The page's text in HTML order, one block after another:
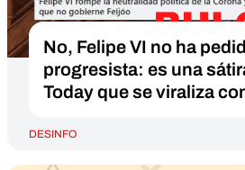
No, Felipe VI no ha
progresista: es una
Today que se viraliza
DESINFO